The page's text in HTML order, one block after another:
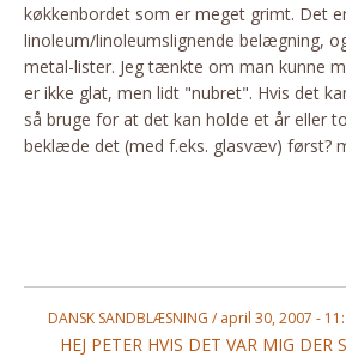
Båd
GARTNER
Beplantning
Belægning
Pletleksikon
køkkenbordet som er meget grimt. Det
linoleum/linoleumslignende belægning,
metal-lister. Jeg tænkte om man kunne
er ikke glat, men lidt "nubret". Hvis det
så bruge for at det kan holde et år eller
beklæde det (med f.eks. glasvæv) først?
DANSK SANDBLÆSNING / april 30, 2007 -
HEJ PETER HVIS DET VAR MIG DER